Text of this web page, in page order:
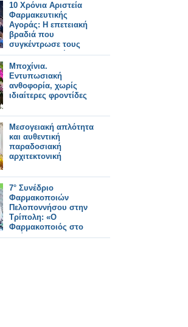
10 Χρόνια Αριστεία
Φαρμακευτικής
Αγοράς: Η επετειακή
βραδιά που
συγκέντρωσε τους
πρωταγωνιστές του
ελληνικού φαρμακείου
Μποχίνια.
Εντυπωσιακή
ανθοφορία, χωρίς
ιδιαίτερες φροντίδες
Μεσογειακή απλότητα
και αυθεντική
παραδοσιακή
αρχιτεκτονική
7° Συνέδριο
Φαρμακοποιών
Πελοποννήσου στην
Τρίπολη: «Ο
Φαρμακοποιός στο
Επίκεντρο της